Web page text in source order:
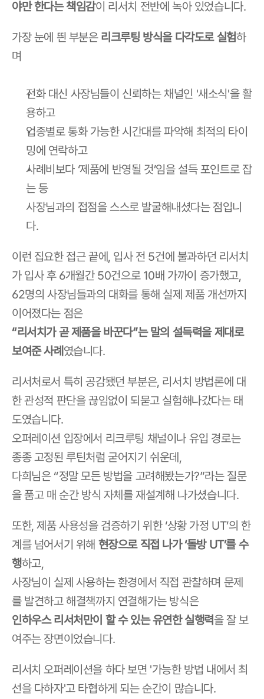
야만 한다는 책임감이 리서치 전반에 녹아 있었습니다.
가장 눈에 띈 부분은 리크루팅 방식을 다각도로 실험하
며
전화 대신 사장님들이 신뢰하는 채널인 '새소식'을 활
용하고
업종별로 통화 가능한 시간대를 파악해 최적의 타이
밍에 연락하고
사례비보다 ‘제품에 반영될 것’임을 설득 포인트로 잡
는 등
사장님과의 접점을 스스로 발굴해내셨다는 점입니
다.
이런 집요한 접근 끝에, 입사 전 5건에 불과하던 리서치
가 입사 후 6개월간 50건으로 10배 가까이 증가했고,
62명의 사장님들과의 대화를 통해 실제 제품 개선까지
이어졌다는 점은
“리서치가 곧 제품을 바꾼다”는 말의 설득력을 제대로
보여준 사례 였습니다.
리서처로서 특히 공감됐던 부분은, 리서치 방법론에 대
한 관성적 판단을 끊임없이 되묻고 실험해나갔다는 태
도였습니다.
오퍼레이션 입장에서 리크루팅 채널이나 유입 경로는
종종 고정된 루틴처럼 굳어지기 쉬운데,
다희님은 “정말 모든 방법을 고려해봤는가?”라는 질문
을 품고 매 순간 방식 자체를 재설계해 나가셨습니다.
또한, 제품 사용성을 검증하기 위한 ‘상황 가정 UT’의 한
계를 넘어서기 위해 현장으로 직접 나가 ‘돌방 UT’를 수
행하고,
사장님이 실제 사용하는 환경에서 직접 관찰하며 문제
를 발견하고 해결책까지 연결해가는 방식은
인하우스 리서처만이 할 수 있는 유연한 실행력을 잘 보
여주는 장면이었습니다.
리서치 오퍼레이션을 하다 보면 '가능한 방법 내에서 최
선을 다하자'고 타협하게 되는 순간이 많습니다.